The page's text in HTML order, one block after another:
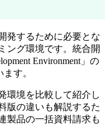
発するために必要とな
ング環境です。統合開
Environment」の
す。
環境を比較して紹介し
版の違いも解説するた
製品の一括資料請求も